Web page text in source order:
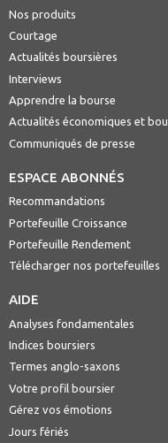
Nos produits
Courtage
Actualités boursières
Interviews
Apprendre la bourse
Actualités économiques et
Communiqués de presse
ESPACE ABONNÉS
Recommandations
Portefeuille Croissance
Portefeuille Rendement
Télécharger nos portefeuilles
AIDE
Analyses fondamentales
Indices boursiers
Termes anglo-saxons
Votre profil boursier
Gérez vos émotions
Jours fériés